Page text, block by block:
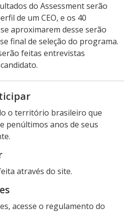
do Assessment serão
de um CEO, e os 40
aproximarem desse serão
final de seleção do programa.
feitas entrevistas
o território brasileiro que
penúltimos anos de seus
através do site.
acesse o regulamento do